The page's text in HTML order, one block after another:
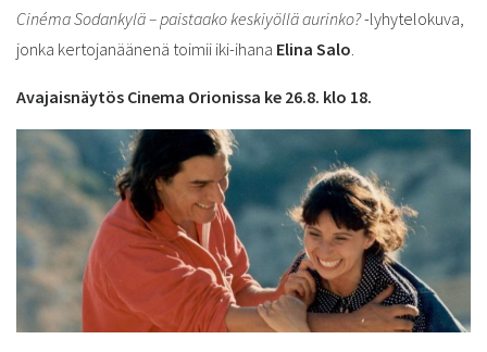
Cinéma Sodankylä – paistaako keskiyöllä aurinko?-lyhytelokuva,
jonka kertojanäänenä toimii iki-ihana Elina Salo.
Avajaisnäytös Cinema Orionissa ke 26.8. klo 18.